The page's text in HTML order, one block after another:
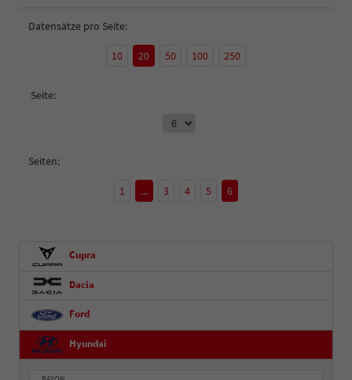
Datensätze pro Seite:
10 20 50 100 250
Seite:
Seiten:
1 ... 3 4 5 6
Cupra
Dacia
Ford
Hyundai